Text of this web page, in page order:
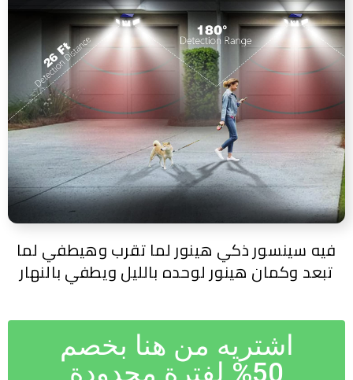
فيه سينسور ذكي هينور لما تقرب وهيطفي لما
تبعد وكمان هينور لوحده بالليل ويطفي بالنهار
اشتريه من هنا بخصم